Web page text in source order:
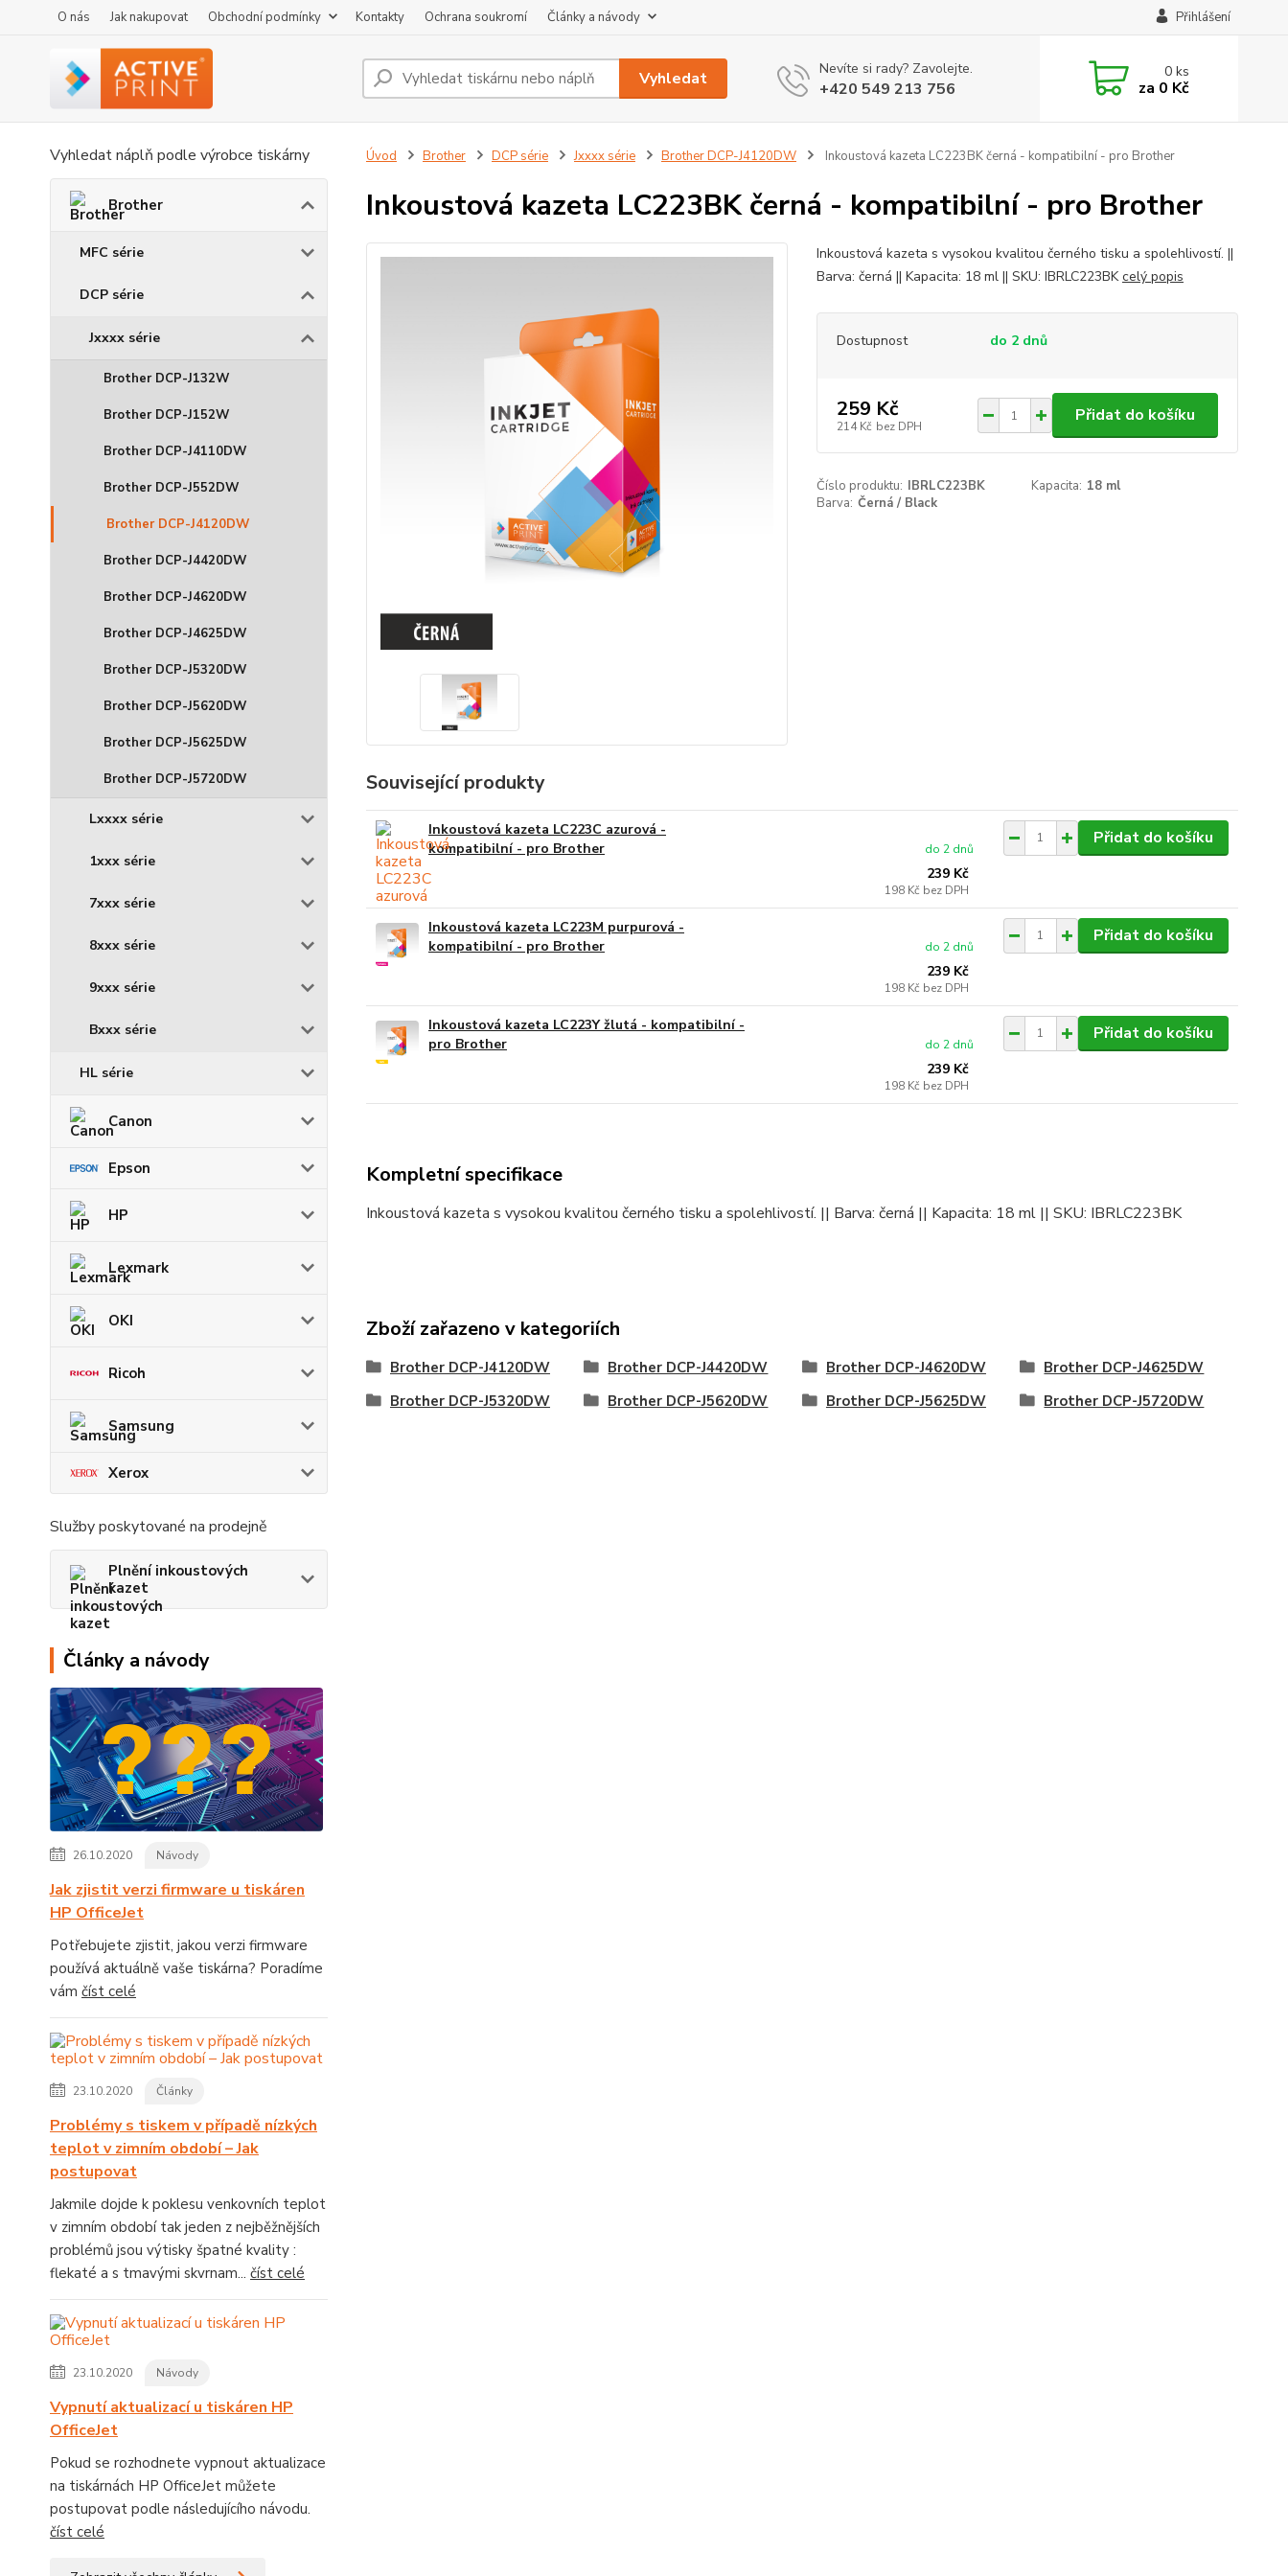
O nás Jak nakupovat Obchodní podmínky Kontakty Ochrana soukromí Články a návody Přihlášení
Vyhledat Nevíte si rady? Zavolejte.
+420 549 213 756
0ks
za 0 Kč
Vyhledat náplň podle výrobce tiskárny
Brother
MFC série
DCP série
Jxxxx série
Brother DCP-J132W
Brother DCP-J152W
Brother DCP-J4110DW
Brother DCP-J552DW
Brother DCP-J4120DW
Brother DCP-J4420DW
Brother DCP-J4620DW
Brother DCP-J4625DW
Brother DCP-J5320DW
Brother DCP-J5620DW
Brother DCP-J5625DW
Brother DCP-J5720DW
Lxxxx série
1xxx série
7xxx série
8xxx série
9xxx série
Bxxx série
HL série
Canon
Epson
HP
Lexmark
OKI
Ricoh
Samsung
Xerox
Služby poskytované na prodejně
Plnění inkoustových
kazet
Články a návody
26.10.2020 Návody
Jak zjistit verzi firmware u tiskáren
HP OfficeJet
Potřebujete zjistit, jakou verzi firmware
používá aktuálně vaše tiskárna? Poradíme
vám číst celé
23.10.2020 Články
Problémy s tiskem v případě nízkých
teplot v zimním období – Jak
postupovat
Jakmile dojde k poklesu venkovních teplot
v zimním období tak jeden z nejběžnějších
problémů jsou výtisky špatné kvality :
flekaté a s tmavými skvrnam... číst celé
23.10.2020 Návody
Vypnutí aktualizací u tiskáren HP
OfficeJet
Pokud se rozhodnete vypnout aktualizace
na tiskárnách HP OfficeJet můžete
postupovat podle následujícího návodu.
číst celé
Úvod Brother DCP série Jxxxx série Brother DCP-J4120DW Inkoustová kazeta LC223BK černá - kompatibilní - pro Brother
Inkoustová kazeta LC223BK černá - kompatibilní - pro Brother
Inkoustová kazeta s vysokou kvalitou černého tisku a spolehlivostí. ||
Barva: černá || Kapacita: 18 ml || SKU: IBRLC223BKcelý popis
Dostupnost do 2 dnů
259 Kč
214 Kč bez DPH
Přidat do košíku
Číslo produktu: IBRLC223BK Kapacita: 18 ml
Barva: Černá / Black
Související produkty
Inkoustová kazeta LC223C azurová -
kompatibilní - pro Brother
239 Kč
198 Kč bez DPH
do 2 dnů
Přidat do košíku
Inkoustová kazeta LC223M purpurová -
kompatibilní - pro Brother
239 Kč
198 Kč bez DPH
do 2 dnů
Přidat do košíku
Inkoustová kazeta LC223Y žlutá - kompatibilní -
pro Brother
239 Kč
198 Kč bez DPH
do 2 dnů
Přidat do košíku
Kompletní specifikace
Inkoustová kazeta s vysokou kvalitou černého tisku a spolehlivostí. || Barva: černá || Kapacita: 18 ml || SKU: IBRLC223BK
Zboží zařazeno v kategoriích
Brother DCP-J4120DW Brother DCP-J4420DW Brother DCP-J4620DW
Brother DCP-J4625DW
Brother DCP-J5320DW
Brother DCP-J5620DW Brother DCP-J5625DW Brother DCP-J5720DW